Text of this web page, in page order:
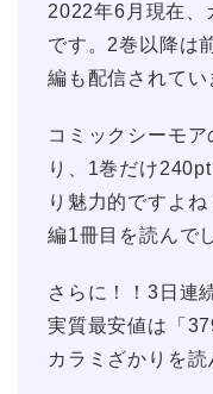
2022年6月現在、
です。2巻以降は
編も配信されてい
コミックシーモ
り、1巻だけ
り魅力的ですよ
編1冊目を読んで
さらに！！3日連
実質最安値は「
カラミざかりを読